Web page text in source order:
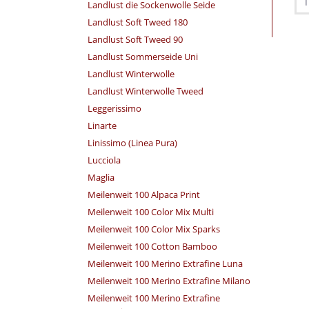
Landlust die Sockenwolle Seide
Landlust Soft Tweed 180
Landlust Soft Tweed 90
Landlust Sommerseide Uni
Landlust Winterwolle
Landlust Winterwolle Tweed
Leggerissimo
Linarte
Linissimo (Linea Pura)
Lucciola
Maglia
Meilenweit 100 Alpaca Print
Meilenweit 100 Color Mix Multi
Meilenweit 100 Color Mix Sparks
Meilenweit 100 Cotton Bamboo
Meilenweit 100 Merino Extrafine Luna
Meilenweit 100 Merino Extrafine Milano
Meilenweit 100 Merino Extrafine